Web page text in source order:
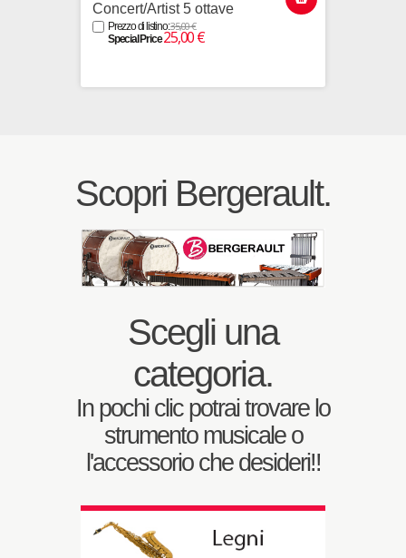
Concert/Artist 5 ottave
Prezzo di listino:35,00 €
Special Price25,00 €
Scopri Bergerault.
Scegli una
categoria.
In pochi clic potrai trovare lo
strumento musicale o
l'accessorio che desideri!!